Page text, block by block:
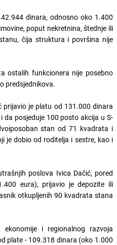
dinara, odnosno oko 1.400
poput nekretnina, štednje ili
čija struktura i površina nije
ostalih funkcionera nije posebno
predsjednikova.
prijavio je platu od 131.000 dinara
da posjeduje 100 posto akcija u S-
stan od 71 kvadrata i
je dobio od roditelja i sestre, kao i
poslova Ivica Dačić, pored
eura), prijavio je depozite ili
otkupljenih 90 kvadrata stana
i regionalnog razvoja
plate - 109.318 dinara (oko 1.000